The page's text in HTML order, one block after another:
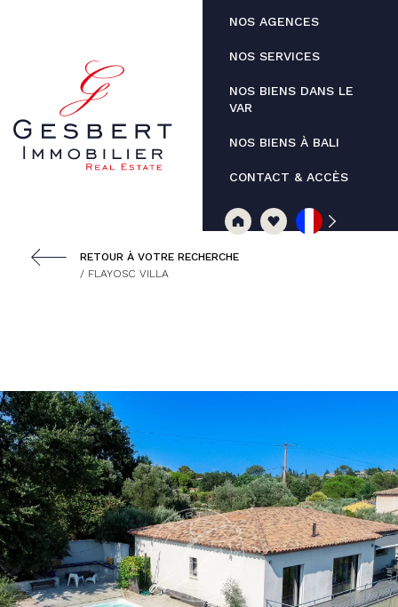
NOS AGENCES
NOS SERVICES
NOS BIENS DANS LE
VAR
NOS BIENS À BALI
CONTACT & ACCÈS
RETOUR À VOTRE RECHERCHE
/ FLAYOSC VILLA